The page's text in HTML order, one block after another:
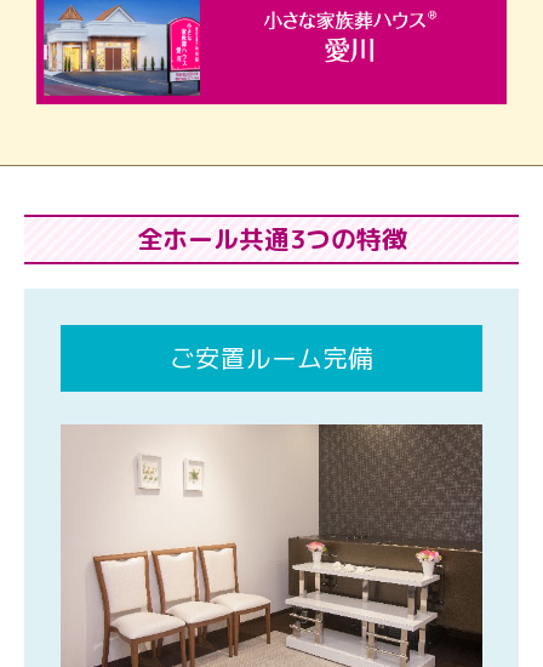
全ホール共通3つの特徴
ご安置ルーム完備